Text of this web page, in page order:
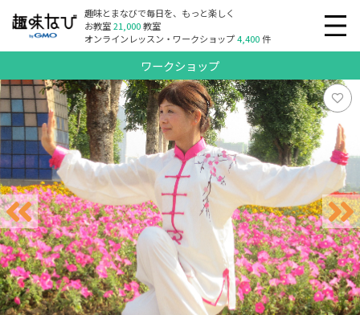
趣味とまなびで毎日を、もっと楽しく
お教室21,000教室
オンラインレッスン・ワークショップ4,400件
ワークショップ